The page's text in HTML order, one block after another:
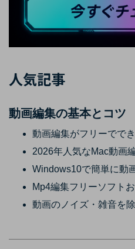
人気記事
動画編集の基本とコツ
動画編集がフリーでで
2026年人気なMac動画
Windows10で簡単に動
Mp4編集フリーソフト
動画のノイズ・雑音を